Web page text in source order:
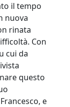
il tempo
nuova
rinata
Con
cui da
questo
e